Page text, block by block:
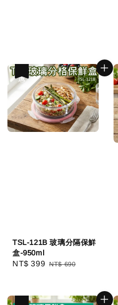
TSL-121B 玻璃分隔保鮮
盒-950ml
Sale
NT$ 399 Regular
NT$ 690